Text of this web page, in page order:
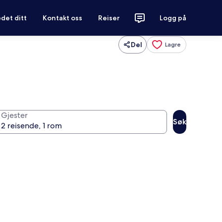
ditt Kontakt oss Reiser Logg på
Del Lagre
Gjester
Søk